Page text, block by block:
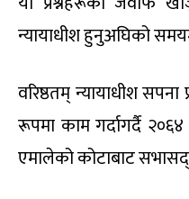
न्यायाधीश हुनुअघिको
वरिष्ठतम् न्यायाधीश
रूपमा काम गर्दागर्दै
एमालेको कोटाबाट